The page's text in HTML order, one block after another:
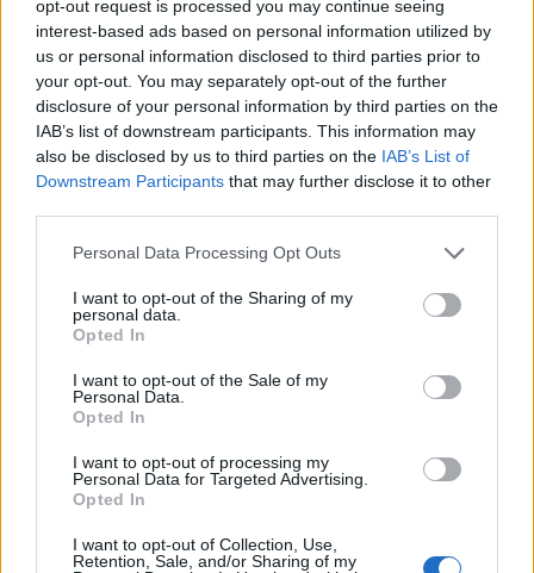
opt-out request is processed you may continue seeing
interest-based ads based on personal information utilized by
us or personal information disclosed to third parties prior to
your opt-out. You may separately opt-out of the further
disclosure of your personal information by third parties on the
IAB’s list of downstream participants. This information may
also be disclosed by us to third parties on the IAB’s List of
Downstream Participants that may further disclose it to other
Personal Data Processing Opt Outs
I want to opt-out of the Sharing of my
personal data.
Opted In
I want to opt-out of the Sale of my
Personal Data.
Opted In
I want to opt-out of processing my
Personal Data for Targeted Advertising.
Opted In
I want to opt-out of Collection, Use,
Retention, Sale, and/or Sharing of my
beérkező ellenértéket. A korábbi pletykák
ellenére az Émász nem szerepel szorosan az
akvizíciós célpontok között, az áram- és
gázkereskedelembe is belépést tervez az
társaság. A CIG Pannónia részesedéseket
optimalizálhatják – Gál Miklóssal az Opus
vezérigazgatójával beszélgettünk.
Portfolio Investment Day 2026Október 21-én jön a Portfolio
Investment Day 2026, ahol a piac vezető szakértőivel
keressük a választ a befektetőket leginkább foglalkoztató
kérdésekre. Meddig tarthat az AI-rali, kik lehetnek a
következő évek nyertesei, mire számíthatunk a részvény-,
kötvény-, nyersanyag- és kriptopiacokon, és hogyan
KEDVES OLVASÓNK!
A keresett cikk a portfolio.hu hírarchívumához